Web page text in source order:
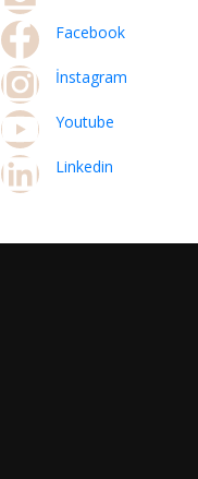
Facebook
İnstagram
Youtube
Linkedin